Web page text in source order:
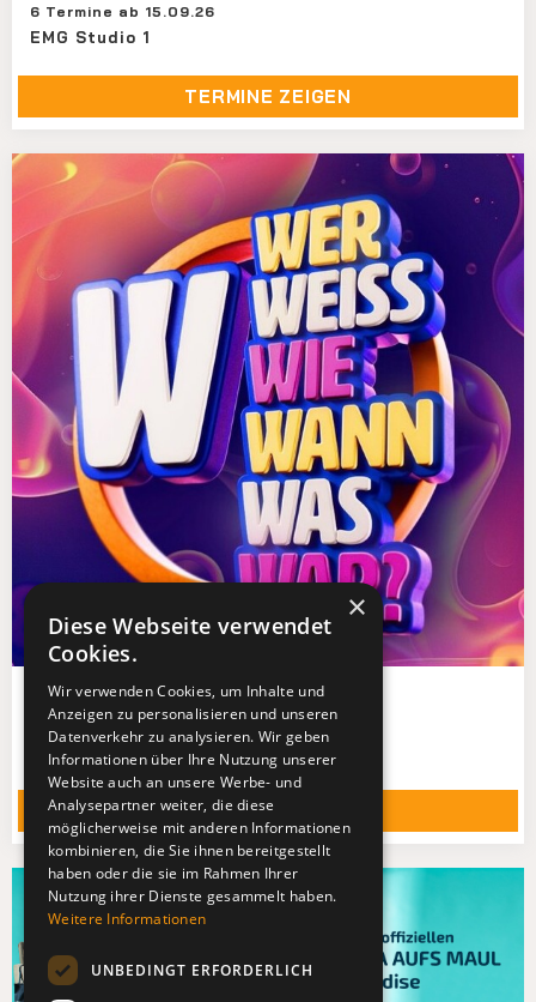
6 Termine ab 15.09.26
EMG Studio 1
TERMINE ZEIGEN
Wer weiß wie wann was war?
2 Termine ab 06.11.26
EMG Studio 8
TERMINE ZEIGEN
×
Diese Webseite verwendet
Cookies.
Wir verwenden Cookies, um Inhalte und
Anzeigen zu personalisieren und unseren
Datenverkehr zu analysieren. Wir geben
Informationen über Ihre Nutzung unserer
Website auch an unsere Werbe- und
Analysepartner weiter, die diese
möglicherweise mit anderen Informationen
kombinieren, die Sie ihnen bereitgestellt
haben oder die sie im Rahmen Ihrer
Nutzung ihrer Dienste gesammelt haben.
Weitere Informationen
UNBEDINGT ERFORDERLICH